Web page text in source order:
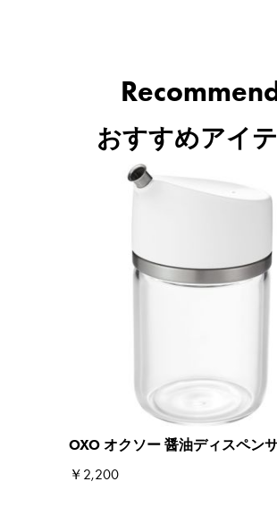
おすすめアイ
OXO オクソー 醤油ディスペン
￥2,200